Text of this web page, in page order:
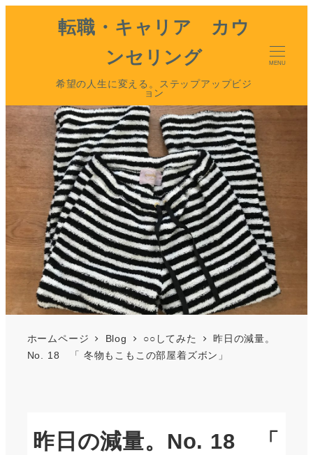
転職・キャリア カウ
ンセリング
希望の人生に変える。ステップアップビジ
ョン
MENU
ホームページ Blog ○○してみた
昨日の減量。
No. 18 「 冬物もこもこの部屋着ズボン」
昨日の減量。No. 18 「